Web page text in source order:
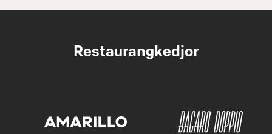
Restaurangkedjor